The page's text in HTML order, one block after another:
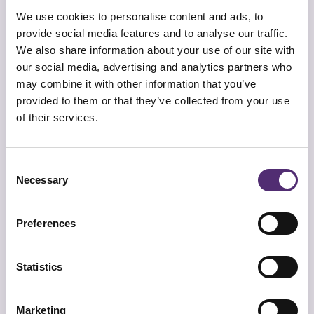
We use cookies to personalise content and ads, to
provide social media features and to analyse our traffic.
We also share information about your use of our site with
our social media, advertising and analytics partners who
may combine it with other information that you’ve
provided to them or that they’ve collected from your use
of their services.
Selection
Necessary
Preferences
Statistics
Marketing
6 + 1 =
Voornaam*
Bij welke organisatie werk je?